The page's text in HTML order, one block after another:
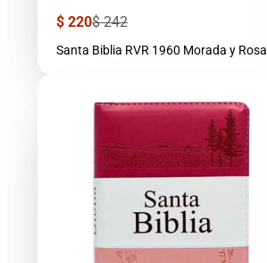
Precio
venta
$ 220Precio
$ 242
Santa Biblia RVR 1960 Morada y Rosa